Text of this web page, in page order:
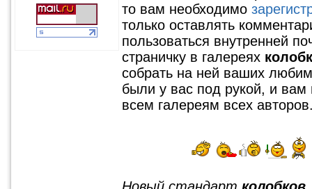
то вам необходимо
только оставлять
пользоваться внутренней
страничку в галереях
собрать на ней ваших
были у вас под рукой, и вам
всем галереям всех